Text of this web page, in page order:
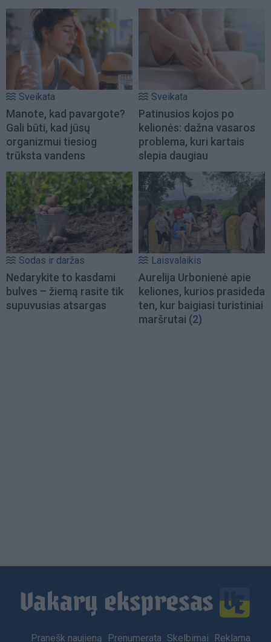
Sveikata
Manote, kad pavargote?
Gali būti, kad jūsų
organizmui tiesiog
trūksta vandens
Sveikata
Patinusios kojos po
kelionės: dažna vasaros
problema, kuri kartais
slepia daugiau
Sodas ir daržas
Nedarykite to kasdami
bulves – žiemą rasite tik
supuvusias atsargas
Laisvalaikis
Aurelija Urbonienė apie
keliones, kurios prasideda
ten, kur baigiasi turistiniai
maršrutai (2)
Footer
Pranešk naujieną Prenumerata Skelbimai Reklama